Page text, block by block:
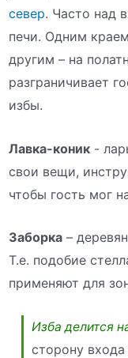
север. Часто над
печи. Одним
другим – на
разграничивает
избы.
Лавка-коник -
свои вещи,
чтобы гость мог
Заборка –
Т.е. подобие
применяют для
Изба делится
сторону